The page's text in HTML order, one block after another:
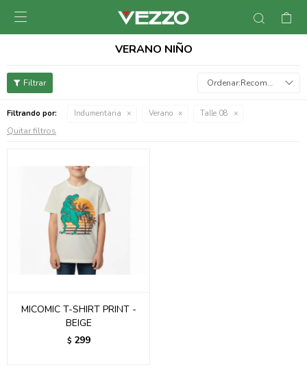

VERANO NIÑO
Recomendados
Filtrando por: Indumentaria Verano Talle 08
Quitar filtros
MICOMIC T-SHIRT PRINT -
BEIGE
$ 299